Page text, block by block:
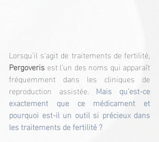
Pergoveris est l'un des noms qui apparaît
fréquemment dans les cliniques de
reproduction assistée. Mais qu'est-ce
exactement que ce médicament et
pourquoi est-il un outil si précieux dans
les traitements de fertilité ?